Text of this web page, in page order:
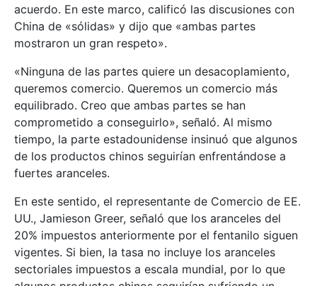
acuerdo. En este marco, calificó las discusiones con
China de «sólidas» y dijo que «ambas partes
mostraron un gran respeto».
«Ninguna de las partes quiere un desacoplamiento,
queremos comercio. Queremos un comercio más
equilibrado. Creo que ambas partes se han
comprometido a conseguirlo», señaló. Al mismo
tiempo, la parte estadounidense insinuó que algunos
de los productos chinos seguirían enfrentándose a
fuertes aranceles.
En este sentido, el representante de Comercio de EE.
UU., Jamieson Greer, señaló que los aranceles del
20% impuestos anteriormente por el fentanilo siguen
vigentes. Si bien, la tasa no incluye los aranceles
sectoriales impuestos a escala mundial, por lo que